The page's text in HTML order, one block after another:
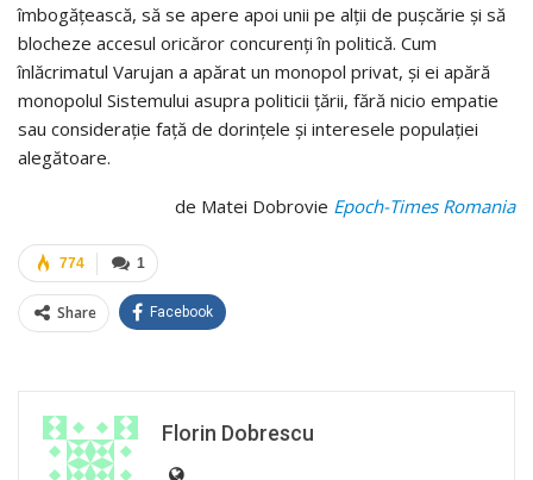
îmbogăţească, să se apere apoi unii pe alţii de puşcărie şi să
blocheze accesul oricăror concurenţi în politică. Cum
înlăcrimatul Varujan a apărat un monopol privat, şi ei apără
monopolul Sistemului asupra politicii ţării, fără nicio empatie
sau consideraţie faţă de dorinţele şi interesele populaţiei
alegătoare.
de Matei Dobrovie Epoch-Times Romania
1
774
Share Facebook
Florin Dobrescu